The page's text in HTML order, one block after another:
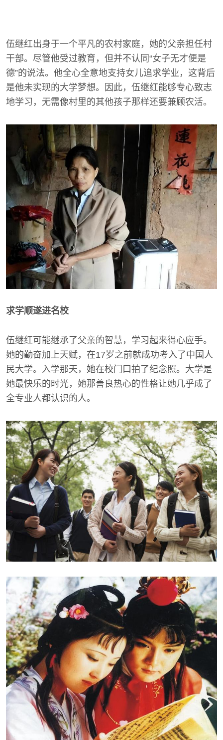
伍继红出身于一个平凡的农村家庭，她的父亲担任村
干部。尽管他受过教育，但并不认同“女子无才便是
德”的说法。他全心全意地支持女儿追求学业，这背后
是他未实现的大学梦想。因此，伍继红能够专心致志
地学习，无需像村里的其他孩子那样还要兼顾农活。
求学顺遂进名校
伍继红可能继承了父亲的智慧，学习起来得心应手。
她的勤奋加上天赋，在17岁之前就成功考入了中国人
民大学。入学那天，她在校门口拍了纪念照。大学是
她最快乐的时光，她那善良热心的性格让她几乎成了
全专业人都认识的人。